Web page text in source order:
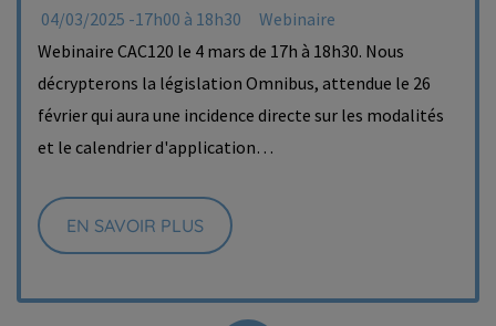
04/03/2025 -17h00 à 18h30
Webinaire
Webinaire CAC120 le 4 mars de 17h à 18h30. Nous
décrypterons la législation Omnibus, attendue le 26
février qui aura une incidence directe sur les modalités
et le calendrier d'application…
EN SAVOIR PLUS